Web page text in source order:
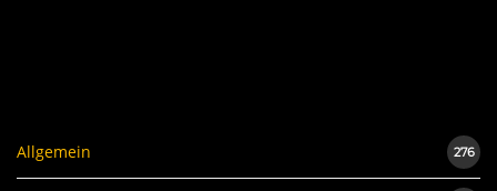
Allgemein 276